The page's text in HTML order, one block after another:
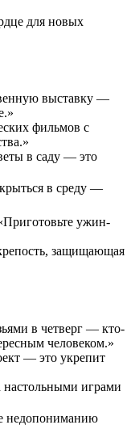
для новых
выставку —
фильмов с
в саду — это
в среду —
ужин-
защищающая
в четверг — кто-
человеком.»
— это укрепит
настольными играми
недопониманию